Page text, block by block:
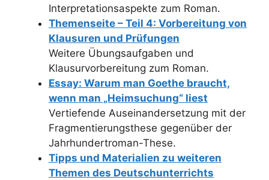
Interpretationsaspekte zum Roman.
Themenseite – Teil 4: Vorbereitung von
Klausuren und Prüfungen
Weitere Übungsaufgaben und
Klausurvorbereitung zum Roman.
Essay: Warum man Goethe braucht,
wenn man „Heimsuchung“ liest
Vertiefende Auseinandersetzung mit der
Fragmentierungsthese gegenüber der
Jahrhundertroman-These.
Tipps und Materialien zu weiteren
Themen des Deutschunterrichts